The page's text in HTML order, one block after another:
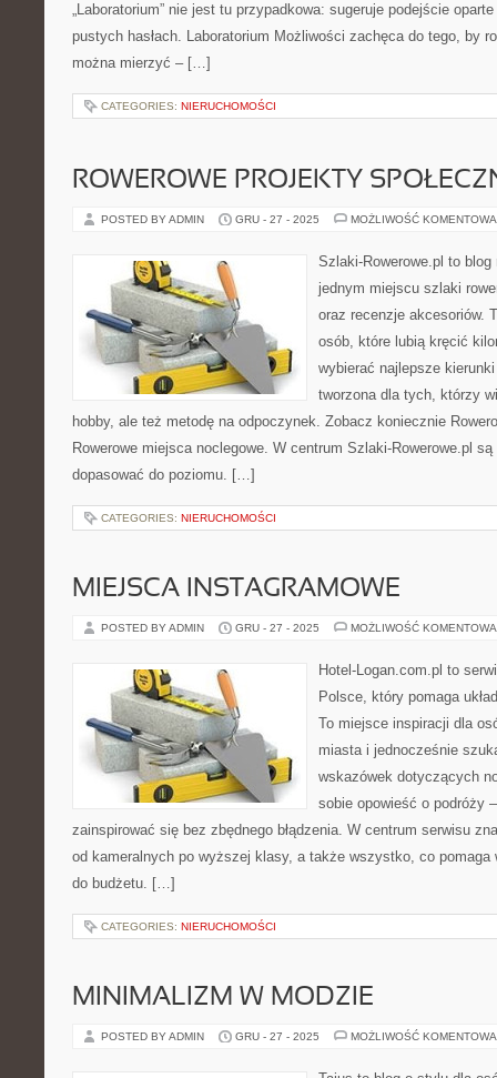
„Laboratorium” nie jest tu przypadkowa: sugeruje podejście
pustych hasłach. Laboratorium Możliwości zachęca do tego, by
można mierzyć – […]
CATEGORIES: NIERUCHOMOŚCI
ROWEROWE PROJEKTY
POSTED BY ADMIN GRU - 27 - 2025 MOŻLIWOŚĆ
Szlaki-Rowerowe.pl to blog
jednym miejscu szlaki
oraz recenzje akcesoriów.
osób, które lubią kręcić
wybierać najlepsze
tworzona dla tych, którzy
hobby, ale też metodę na odpoczynek. Zobacz koniecznie
Rowerowe miejsca noclegowe. W centrum Szlaki-Rowerowe.pl
dopasować do poziomu. […]
CATEGORIES: NIERUCHOMOŚCI
MIEJSCA INSTAGRAMOWE
POSTED BY ADMIN GRU - 27 - 2025 MOŻLIWOŚĆ
Hotel-Logan.com.pl to
Polsce, który pomaga
To miejsce inspiracji dla
miasta i jednocześnie
wskazówek dotyczących
sobie opowieść o podróży
zainspirować się bez zbędnego błądzenia. W centrum serwisu
od kameralnych po wyższej klasy, a także wszystko, co pomaga
do budżetu. […]
CATEGORIES: NIERUCHOMOŚCI
MINIMALIZM W MODZIE
POSTED BY ADMIN GRU - 27 - 2025 MOŻLIWOŚĆ